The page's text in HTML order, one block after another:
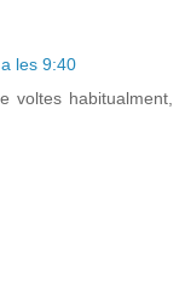
les 9:40
voltes habitualment,